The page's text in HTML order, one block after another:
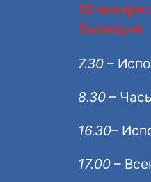
13
Господня
7.30 –
8.30 –
16.30–
17.00 –